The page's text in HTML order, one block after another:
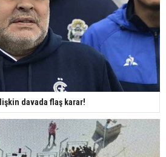
davada flaş karar!